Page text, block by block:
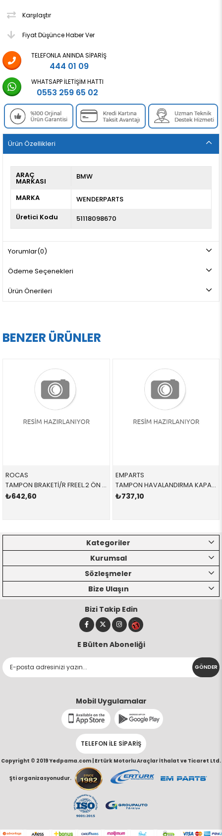
Karşılaştır
Fiyat Düşünce Haber Ver
TELEFONLA ANINDA SIPARIŞ
444 01 09
WHATSAPP İLETIŞIM HATTI
0553 259 65 02
Ürün Özellikleri
ARAÇ
MARKASI
BMW
MARKA
WENDERPARTS
Üretici Kodu
51118098670
Yorumlar(0)
Ödeme Seçenekleri
Ürün Önerileri
BENZER ÜRÜNLER
ROCAS
TAMPON BRAKETİ/R FREEL.2 ÖN LR029748R LR029748 LR029748
₺642,60
EMPARTS
TAMPON HAVALANDIRMA KAPAĞI / R 51748079722 51748079722 51748079722 G20
₺737,10
Kategoriler
Kurumsal
Sözleşmeler
Bize Ulaşın
Bizi Takip Edin
E Bülten Aboneliği
GÖNDER
Mobil Uygulamalar
TELEFON İLE SİPARİŞ
Copyright © 2019 Yedpama.com | Ertürk Motorlu Araçlar İthalat ve Ticaret Ltd.
Şti organizasyonudur.